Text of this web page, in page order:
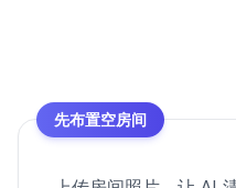
先布置空房间